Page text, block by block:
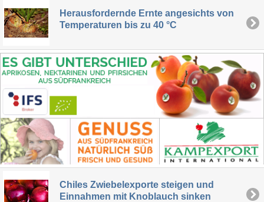
Herausfordernde Ernte angesichts von
Temperaturen bis zu 40 °C
Chiles Zwiebelexporte steigen und
Einnahmen mit Knoblauch sinken